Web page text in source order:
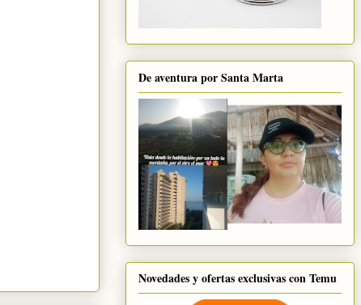
De aventura por Santa Marta
Novedades y ofertas exclusivas con Temu